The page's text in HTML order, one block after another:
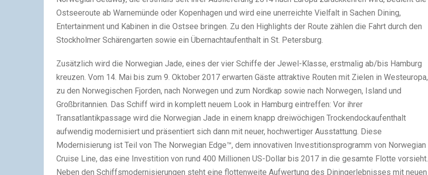
Ostseeroute ab Warnemünde oder Kopenhagen und wird eine unerreichte Vielfalt in Sachen Dining,
Entertainment und Kabinen in die Ostsee bringen. Zu den Highlights der Route zählen die Fahrt durch den
Stockholmer Schärengarten sowie ein Übernachtaufenthalt in St. Petersburg.
Zusätzlich wird die Norwegian Jade, eines der vier Schiffe der Jewel-Klasse, erstmalig ab/bis Hamburg
kreuzen. Vom 14. Mai bis zum 9. Oktober 2017 erwarten Gäste attraktive Routen mit Zielen in Westeuropa,
zu den Norwegischen Fjorden, nach Norwegen und zum Nordkap sowie nach Norwegen, Island und
Großbritannien. Das Schiff wird in komplett neuem Look in Hamburg eintreffen: Vor ihrer
Transatlantikpassage wird die Norwegian Jade in einem knapp dreiwöchigen Trockendockaufenthalt
aufwendig modernisiert und präsentiert sich dann mit neuer, hochwertiger Ausstattung. Diese
Modernisierung ist Teil von The Norwegian Edge™, dem innovativen Investitionsprogramm von Norwegian
Cruise Line, das eine Investition von rund 400 Millionen US-Dollar bis 2017 in die gesamte Flotte vorsieht.
Neben den Schiffsmodernisierungen steht eine flottenweite Aufwertung des Diningerlebnisses mit neuen